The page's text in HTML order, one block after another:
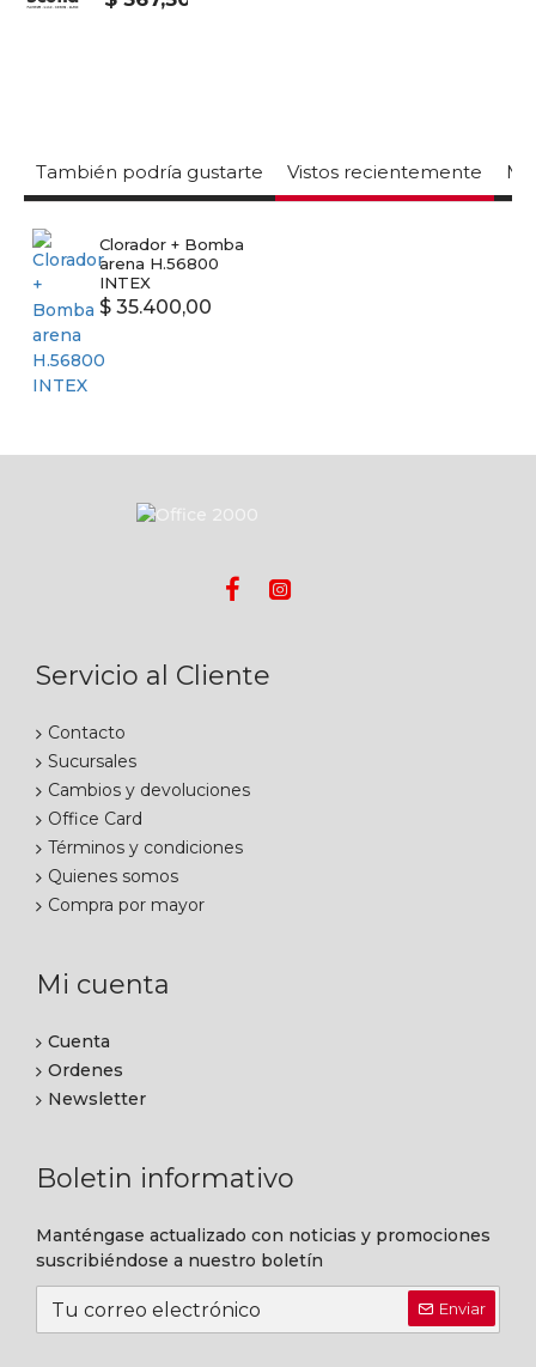
También podría gustarte Vistos recientemente
Clorador + Bomba
arena H.56800
INTEX
$ 35.400,00
Servicio al Cliente
Contacto
Sucursales
Cambios y devoluciones
Office Card
Términos y condiciones
Quienes somos
Compra por mayor
Mi cuenta
Cuenta
Ordenes
Newsletter
Boletin informativo
Manténgase actualizado con noticias y promociones
suscribiéndose a nuestro boletín
Enviar